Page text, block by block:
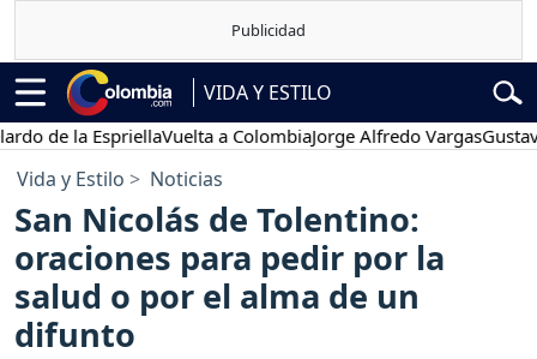
VIDA Y ESTILO
la EspriellaVuelta a ColombiaJorge Alfredo VargasGustavo Petro
Vida y Estilo Noticias
San Nicolás de Tolentino:
oraciones para pedir por la
salud o por el alma de un
difunto